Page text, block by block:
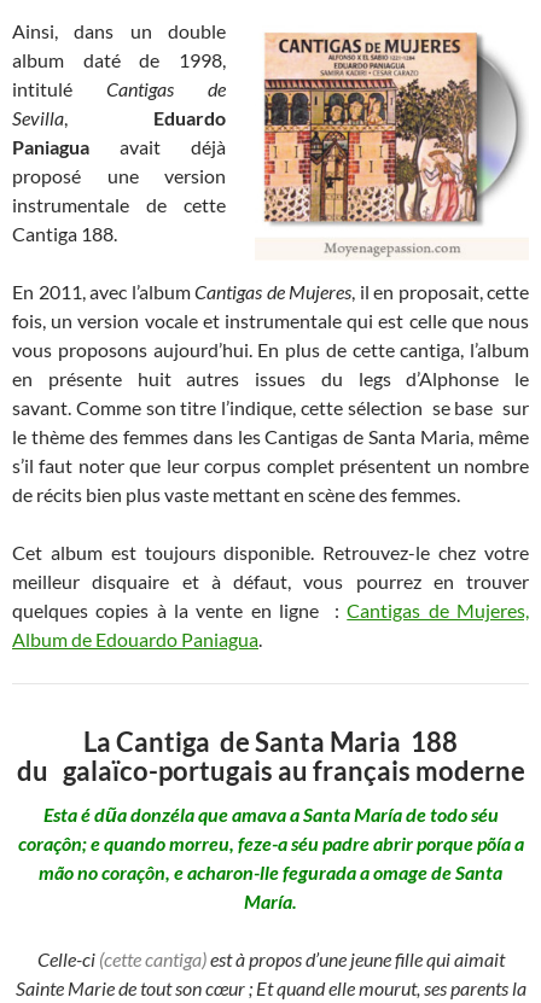
Ainsi, dans un double
album daté de 1998,
intitulé Cantigas de
Sevilla
Eduardo
Paniagua avait déjà
proposé une version
instrumentale de cette
Cantiga 188.
En 2011, avec l’albumCantigas de Mujeres , il en proposait, cette
fois, un version vocale et instrumentale qui est celle que nous
vous proposons aujourd’hui. En plus de cette cantiga, l’album
en présente huit autres issues du legs d’Alphonse le
savant. Comme son titre l’indique, cette sélection se base sur
le thème des femmes dans les Cantigas de Santa Maria, même
s’il faut noter que leur corpus complet présentent un nombre
de récits bien plus vaste mettant en scène des femmes.
Cet album est toujours disponible. Retrouvez-le chez votre
meilleur disquaire et à défaut, vous pourrez en trouver
quelques copies à la vente en ligne :Cantigas de Mujeres,
Album de Edouardo Paniagua
La Cantiga de Santa Maria 188
du galaïco-portugais au français moderne
Esta é dũa donzéla que amava a Santa María de todo séu
coraçôn; e quando morreu, feze-a séu padre abrir porque põía a
mão no coraçôn, e acharon-lle fegurada a omage de Santa
María.
Celle-ci (cette cantiga)est à propos d’une jeune fille qui aimait
Sainte Marie de tout son cœur ; Et quand elle mourut, ses parents la